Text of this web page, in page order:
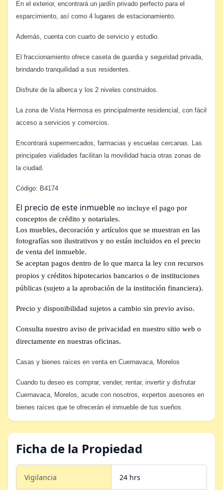
En el exterior, encontrará un jardín privado perfecto para el
esparcimiento, así como 4 lugares de estacionamiento.
Además, cuenta con cuarto de servicio y estudio.
El fraccionamiento ofrece caseta de guardia y seguridad privada,
brindando tranquilidad a sus residentes.
Disfrute de la alberca y los 2 niveles construidos.
La zona de Vista Hermosa es principalmente residencial, con fácil
acceso a servicios y comercios.
Encontrará supermercados, farmacias y escuelas cercanas. Las
principales vialidades facilitan la movilidad hacia otras zonas de
la ciudad.
Código: B4174
El precio de este inmueble no incluye el pago por
conceptos de crédito y notariales.
Los muebles, decoración y artículos que se muestran en las
fotografías son ilustrativos y no están incluidos en el precio
de venta del inmueble.
Se aceptan pagos dentro de lo que marca la ley con recursos
propios y créditos hipotecarios bancarios o de instituciones
públicas (sujeto a la aprobación de la institución financiera).
Precio y disponibilidad sujetos a cambio sin previo aviso.
Consulta nuestro aviso de privacidad en nuestro sitio web o
directamente en nuestras oficinas.
Casas y bienes raíces en venta en Cuernavaca, Morelos
Cuando tu deseo es comprar, vender, rentar, invertir y disfrutar
Cuernavaca, Morelos, acude con nosotros, expertos asesores en
bienes raíces que te ofrecerán el inmueble de tus sueños.
Ficha de la Propiedad
Vigilancia 24 hrs